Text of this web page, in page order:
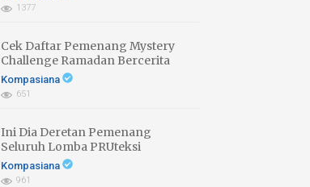
1377
Cek Daftar Pemenang Mystery
Challenge Ramadan Bercerita
2026 di Sini
Kompasiana
651
Ini Dia Deretan Pemenang
Seluruh Lomba PRUteksi
Finansial, Bahagia Kemudian!
Kompasiana
961